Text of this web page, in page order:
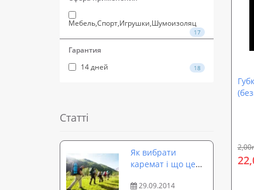
Мебель,Спорт,Игрушки,Шумоизоляц
17
Гарантия
14 дней
18
Статті
Як вибрати
каремат і що це
29.09.2014